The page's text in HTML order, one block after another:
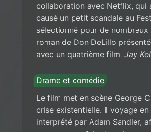
collaboration avec Netflix, qui
causé un petit scandale au
sélectionné pour de nombreux
roman de Don DeLillo
avec un quatrième film, Jay
Drame et comédie
Le film met en scène George
crise existentielle. Il voyage
interprété par Adam Sandler,